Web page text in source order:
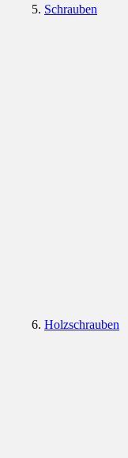
Schrauben
Holzschrauben